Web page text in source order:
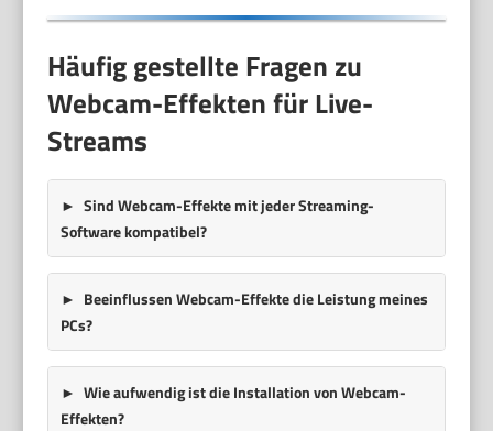
Häufig gestellte Fragen zu
Webcam-Effekten für Live-
Streams
Sind Webcam-Effekte mit jeder Streaming-
Software kompatibel?
Beeinflussen Webcam-Effekte die Leistung meines
PCs?
Wie aufwendig ist die Installation von Webcam-
Effekten?